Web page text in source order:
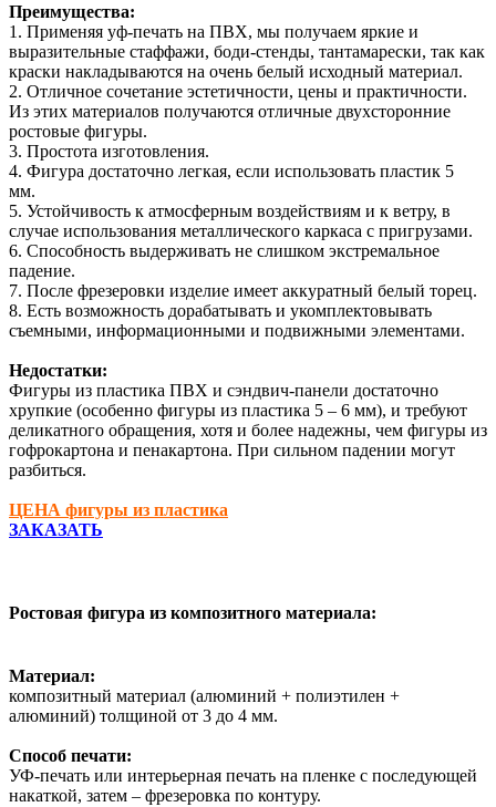
Преимущества:
1. Применяя уф-печать на ПВХ, мы получаем яркие и
выразительные стаффажи, боди-стенды, тантамарески, так как
краски накладываются на очень белый исходный материал.
2. Отличное сочетание эстетичности, цены и практичности.
Из этих материалов получаются отличные двухсторонние
ростовые фигуры.
3. Простота изготовления.
4. Фигура достаточно легкая, если использовать пластик 5
мм.
5. Устойчивость к атмосферным воздействиям и к ветру, в
случае использования металлического каркаса с пригрузами.
6. Способность выдерживать не слишком экстремальное
падение.
7. После фрезеровки изделие имеет аккуратный белый торец.
8. Есть возможность дорабатывать и укомплектовывать
съемными, информационными и подвижными элементами.
Недостатки:
Фигуры из пластика ПВХ и сэндвич-панели достаточно
хрупкие (особенно фигуры из пластика 5 – 6 мм), и требуют
деликатного обращения, хотя и более надежны, чем фигуры из
гофрокартона и пенакартона. При сильном падении могут
разбиться.
ЦЕНА фигуры из пластика
ЗАКАЗАТЬ
Ростовая фигура из композитного материала:
Материал:
композитный материал (алюминий + полиэтилен +
алюминий) толщиной от 3 до 4 мм.
Способ печати:
УФ-печать или интерьерная печать на пленке с последующей
накаткой, затем – фрезеровка по контуру.